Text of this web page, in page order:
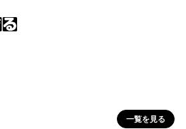
一覧を見る